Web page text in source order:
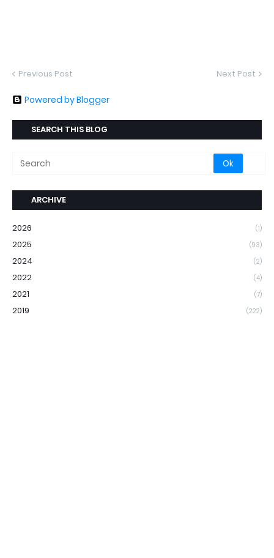
Previous Post Next Post
Powered by Blogger
SEARCH THIS BLOG
ARCHIVE
2026 (1)
2025 (93)
2024 (2)
2022 (4)
2021 (7)
2019 (222)